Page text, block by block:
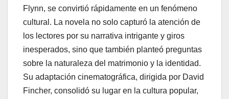
Flynn, se convirtió rápidamente en un fenómeno
cultural. La novela no solo capturó la atención de
los lectores por su narrativa intrigante y giros
inesperados, sino que también planteó preguntas
sobre la naturaleza del matrimonio y la identidad.
Su adaptación cinematográfica, dirigida por David
Fincher, consolidó su lugar en la cultura popular,